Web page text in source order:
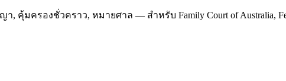
ครองชั่วคราว, หมายศาล — สำหรับ Family Court of Australia,